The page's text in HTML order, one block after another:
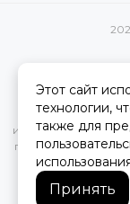
Вся
информационный
публичной
Этот сайт
технологии,
также для
Принять